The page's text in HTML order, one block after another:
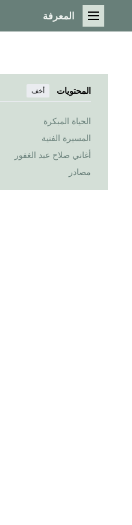
القائمة الرئيسية
المعرفة
المحتويات أخف
الحياة المبكرة
المسيرة الفنية
أغاني صلاح عبد الغفور
مصادر